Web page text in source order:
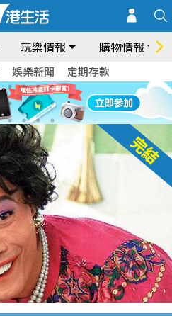
玩樂情報 購物情報
娛樂新聞 定期存款